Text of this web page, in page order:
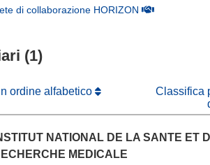
di collaborazione HORIZON(si apre in una
(1)
ordine alfabetico
Classifica
NATIONAL DE LA SANTE ET
MEDICALE